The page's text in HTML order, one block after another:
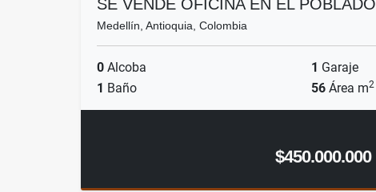
SE VENDE OFICINA EN EL POBLADO
Medellín, Antioquia, Colombia
0 Alcoba 1 Garaje
1 Baño 56 Área m2
$450.000.000